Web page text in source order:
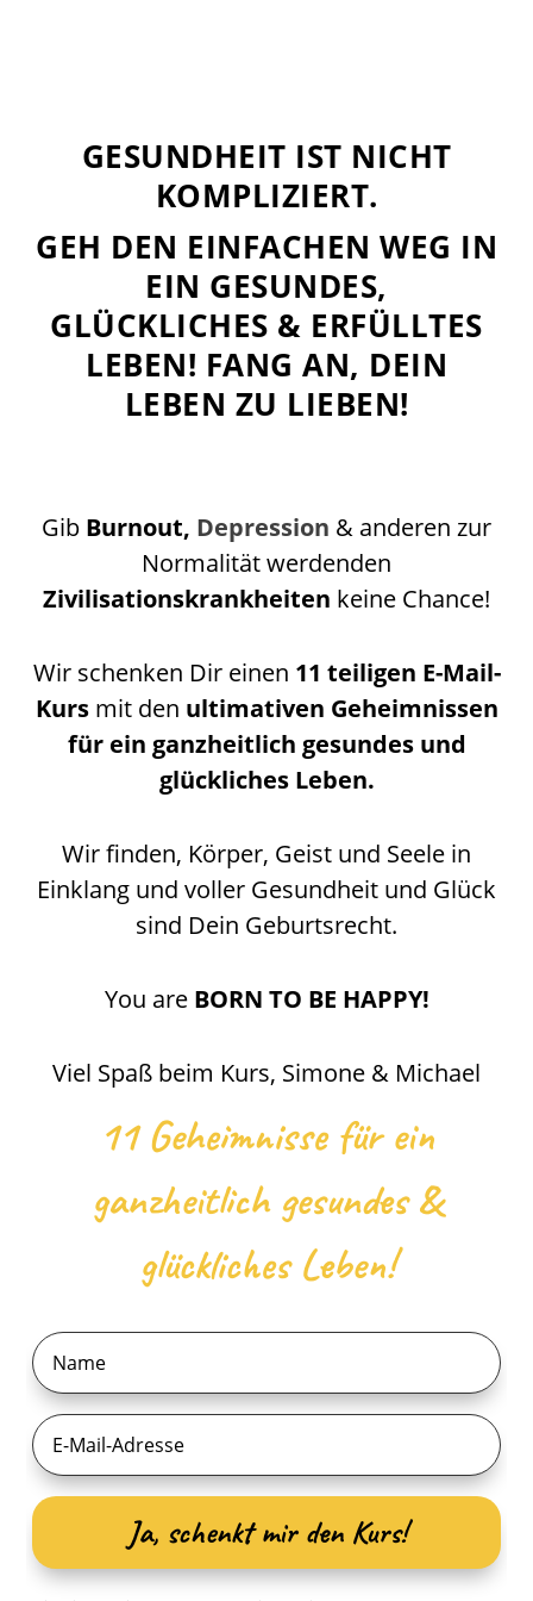
GESUNDHEIT IST NICHT
KOMPLIZIERT.
GEH DEN EINFACHEN WEG IN
EIN GESUNDES,
GLÜCKLICHES & ERFÜLLTES
LEBEN! FANG AN, DEIN
LEBEN ZU LIEBEN!
Gib Burnout, Depression & anderen zur
Normalität werdenden
Zivilisationskrankheiten keine Chance!
Wir schenken Dir einen 11 teiligen E-Mail-
Kursmit den ultimativen Geheimnissen
für ein ganzheitlich gesundes und
glückliches Leben.
Wir finden, Körper, Geist und Seele in
Einklang und voller Gesundheit und Glück
sind Dein Geburtsrecht.
You are BORN TO BE HAPPY!
Viel Spaß beim Kurs, Simone & Michael
11 Geheimnisse für ein
ganzheitlich gesundes &
glückliches Leben!
Ja, schenkt mir den Kurs!